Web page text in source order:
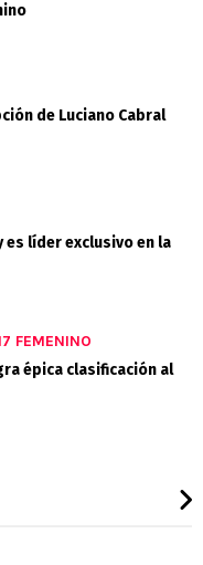
de Luciano Cabral
es líder exclusivo en la
FEMENINO
épica clasificación al